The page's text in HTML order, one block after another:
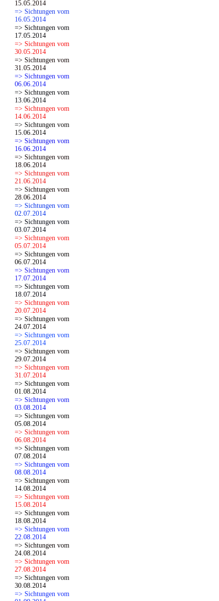
15.05.2014
=> Sichtungen vom
16.05.2014
=> Sichtungen vom
17.05.2014
=> Sichtungen vom
30.05.2014
=> Sichtungen vom
31.05.2014
=> Sichtungen vom
06.06.2014
=> Sichtungen vom
13.06.2014
=> Sichtungen vom
14.06.2014
=> Sichtungen vom
15.06.2014
=> Sichtungen vom
16.06.2014
=> Sichtungen vom
18.06.2014
=> Sichtungen vom
21.06.2014
=> Sichtungen vom
28.06.2014
=> Sichtungen vom
02.07.2014
=> Sichtungen vom
03.07.2014
=> Sichtungen vom
05.07.2014
=> Sichtungen vom
06.07.2014
=> Sichtungen vom
17.07.2014
=> Sichtungen vom
18.07.2014
=> Sichtungen vom
20.07.2014
=> Sichtungen vom
24.07.2014
=> Sichtungen vom
25.07.2014
=> Sichtungen vom
29.07.2014
=> Sichtungen vom
31.07.2014
=> Sichtungen vom
01.08.2014
=> Sichtungen vom
03.08.2014
=> Sichtungen vom
05.08.2014
=> Sichtungen vom
06.08.2014
=> Sichtungen vom
07.08.2014
=> Sichtungen vom
08.08.2014
=> Sichtungen vom
14.08.2014
=> Sichtungen vom
15.08.2014
=> Sichtungen vom
18.08.2014
=> Sichtungen vom
22.08.2014
=> Sichtungen vom
24.08.2014
=> Sichtungen vom
27.08.2014
=> Sichtungen vom
30.08.2014
=> Sichtungen vom